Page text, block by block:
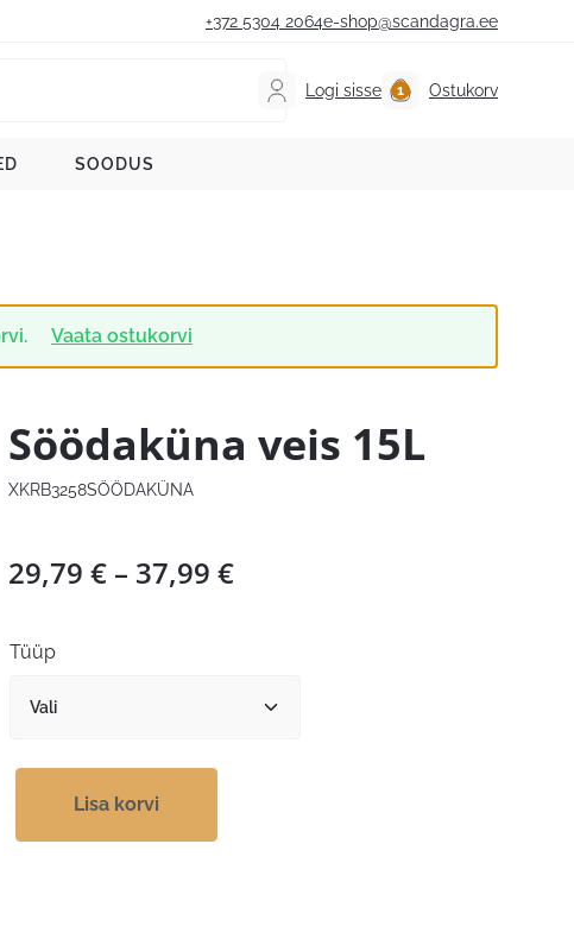
+372 5304 2064e-shop@scandagra.ee
Logi sisse Ostukorv
SOODUS
Vaata ostukorvi
Söödaküna veis 15L
XKRB3258SÖÖDAKÜNA
29,79 € – 37,99 €Hinnavahemik:
Tüüp
Lisa korvi